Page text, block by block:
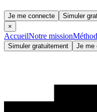
Je me connecte
Simuler
×
AccueilNotre mission
Simuler gratuitement Je me